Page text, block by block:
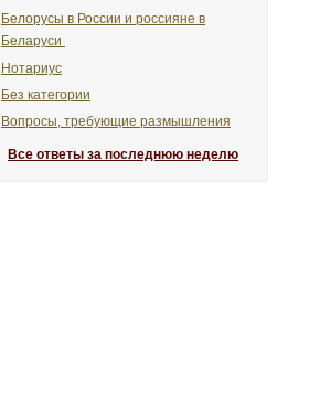
Белорусы в России и россияне в
Беларуси
Нотариус
Без категории
Вопросы, требующие размышления
Все ответы за последнюю неделю